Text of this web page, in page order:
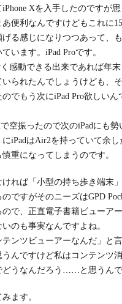
Xを入手したのですが
便利なんですけどもこれに
る感じになりつつあって、
います。iPad Proです。
感動できる出来であれば年末
られたんでしょうけども、
でもう次にiPad Pro欲しいん
空振ったので次のiPadにも勢
iPadはAir2を持っていて余し
重になってしまうのです。
れば「小型の持ち歩き端末
ですがそのニーズはGPD
で、正直電子書籍ビューア
のも事実なんですよね。
ンツビューアーなんだ」と
んですけど私はコンテンツ
どうなんだろう……と思うんで
ます。